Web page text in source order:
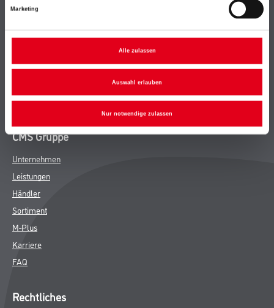
Marketing
Alle zulassen
Auswahl erlauben
Nur notwendige zulassen
Trockenbau
Putze- und Spachtelmassen
Wand- & Deckenbeläge
Verbrauchsmaterialien
CMS Gruppe
Unternehmen
Leistungen
Händler
Sortiment
M-Plus
Karriere
FAQ
Rechtliches